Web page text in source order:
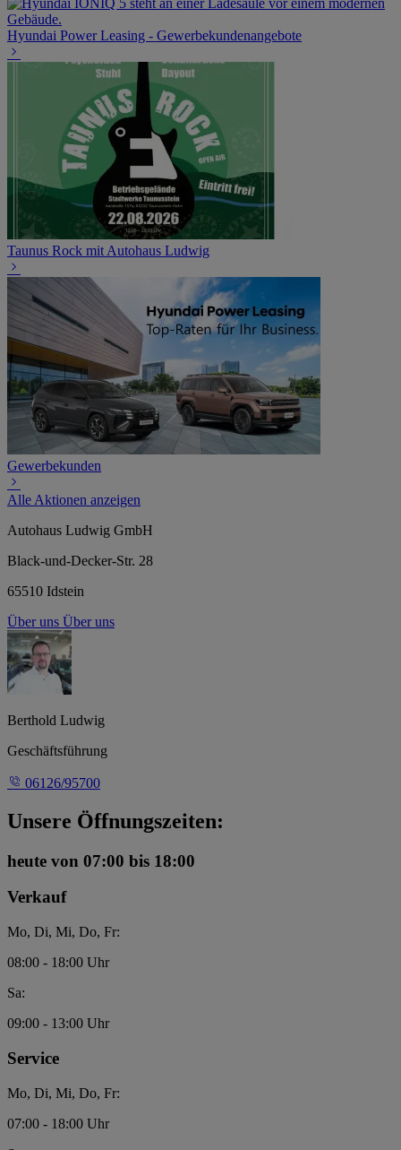
Hyundai Power Leasing - Gewerbekundenangebote
Taunus Rock mit Autohaus Ludwig
Gewerbekunden
Alle Aktionen anzeigen
Autohaus Ludwig GmbH
Black-und-Decker-Str. 28
65510 Idstein
Über uns Über uns
Berthold Ludwig
Geschäftsführung
06126/95700
Unsere Öffnungszeiten:
heute von 07:00 bis 18:00
Verkauf
Mo, Di, Mi, Do, Fr:
08:00 - 18:00 Uhr
Sa:
09:00 - 13:00 Uhr
Service
Mo, Di, Mi, Do, Fr:
07:00 - 18:00 Uhr